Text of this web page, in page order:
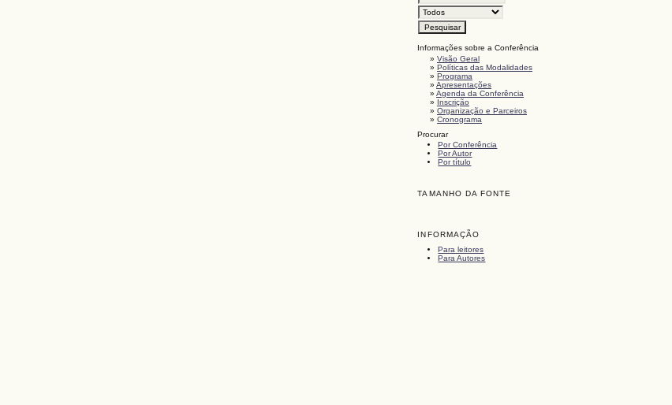
Informações sobre a Conferência
»Visão Geral
»Políticas das Modalidades
»Programa
»Apresentações
»Agenda da Conferência
» Inscrição
»Organização e Parceiros
»Cronograma
Procurar
Por Conferência
Por Autor
Por título
TAMANHO DA FONTE
INFORMAÇÃO
Para leitores
Para Autores